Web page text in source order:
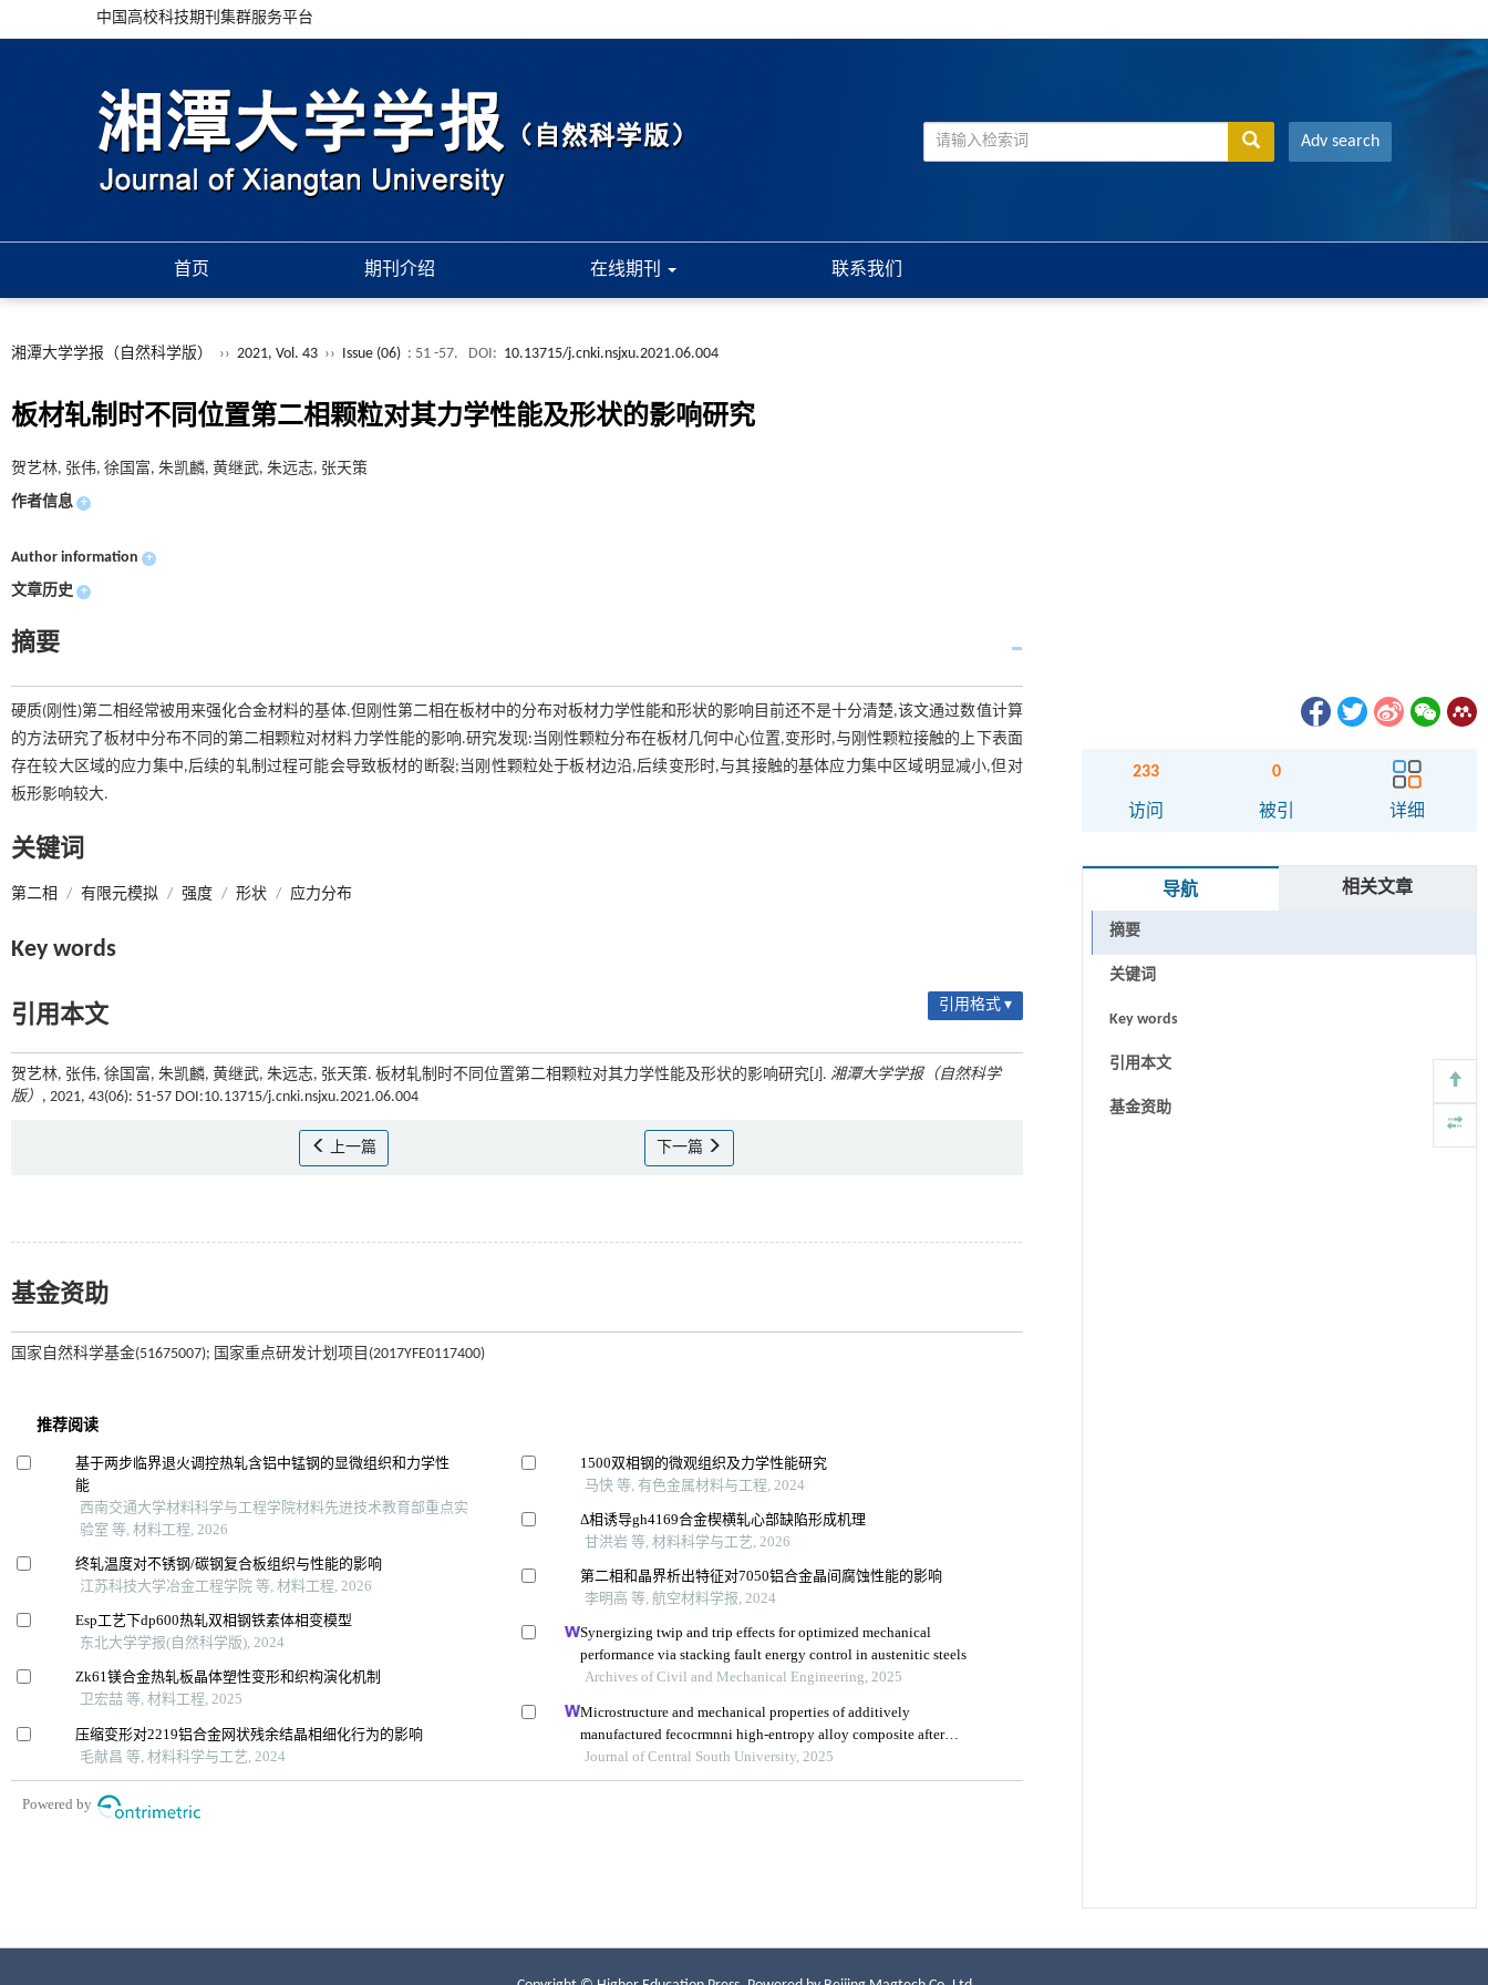
中国高校科技期刊集群服务平台
Adv search
首页 期刊介绍 在线期刊 联系我们
湘潭大学学报（自然科学版） ›› 2021, Vol. 43 ›› Issue (06) : 51 -57. DOI: 10.13715/j.cnki.nsjxu.2021.06.004
板材轧制时不同位置第二相颗粒对其力学性能及形状的影响研究
贺艺林, 张伟, 徐国富, 朱凯麟, 黄继武, 朱远志, 张天策
作者信息 +
Author information +
文章历史 +
摘要
硬质(刚性)第二相经常被用来强化合金材料的基体.但刚性第二相在板材中的分布对板材力学性能和形状的影响目前还不是十分清楚,该文通过数值计算
的方法研究了板材中分布不同的第二相颗粒对材料力学性能的影响.研究发现:当刚性颗粒分布在板材几何中心位置,变形时,与刚性颗粒接触的上下表面
存在较大区域的应力集中,后续的轧制过程可能会导致板材的断裂;当刚性颗粒处于板材边沿,后续变形时,与其接触的基体应力集中区域明显减小,但对
板形影响较大.
关键词
第二相 / 有限元模拟 / 强度 / 形状 / 应力分布
Key words
引用本文 引用格式 ▾
贺艺林, 张伟, 徐国富, 朱凯麟, 黄继武, 朱远志, 张天策. 板材轧制时不同位置第二相颗粒对其力学性能及形状的影响研究[J]. 湘潭大学学报（自然科学
版） , 2021, 43(06): 51-57 DOI:10.13715/j.cnki.nsjxu.2021.06.004
上一篇 下一篇
基金资助
国家自然科学基金(51675007); 国家重点研发计划项目(2017YFE0117400)
233
访问
0
被引 详细
导航 相关文章
摘要
关键词
Key words
引用本文
基金资助